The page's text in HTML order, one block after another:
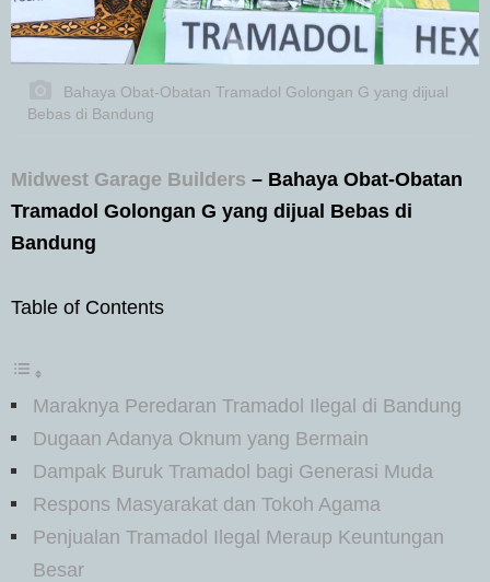
Bahaya Obat-Obatan Tramadol Golongan G yang dijual
Bebas di Bandung
Midwest Garage Builders – Bahaya Obat-Obatan
Tramadol Golongan G yang dijual Bebas di
Bandung
Table of Contents
Maraknya Peredaran Tramadol Ilegal di Bandung
Dugaan Adanya Oknum yang Bermain
Dampak Buruk Tramadol bagi Generasi Muda
Respons Masyarakat dan Tokoh Agama
Penjualan Tramadol Ilegal Meraup Keuntungan
Besar